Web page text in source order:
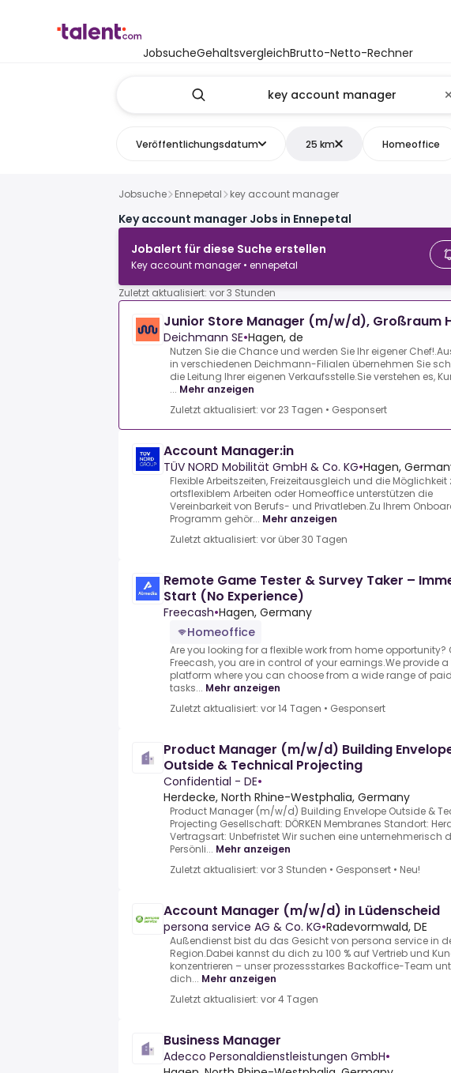
JobsucheGehaltsvergleichBrutto-Netto-Rechner
Veröffentlichungsdatum 25 km Homeoffice
Jobsuche Ennepetal key account manager
Key account manager Jobs in Ennepetal
Jobalert für diese Suche erstellen
Key account manager • ennepetal
Zuletzt aktualisiert: vor 3 Stunden
Junior Store Manager (m/w/d), Großraum
Deichmann SE•Hagen, de
Nutzen Sie die Chance und werden Sie Ihr eigener
in verschiedenen Deichmann-Filialen übernehmen Sie
die Leitung Ihrer eigenen Verkaufsstelle.Sie verstehen es,
... Mehr anzeigen
Zuletzt aktualisiert: vor 23 Tagen • Gesponsert
Account Manager:in
TÜV NORD Mobilität GmbH & Co. KG•Hagen,
Flexible Arbeitszeiten, Freizeitausgleich und die Möglichkeit
ortsflexiblem Arbeiten oder Homeoffice unterstützen die
Vereinbarkeit von Berufs- und Privatleben.Zu Ihrem
Programm gehör... Mehr anzeigen
Zuletzt aktualisiert: vor über 30 Tagen
Remote Game Tester & Survey Taker –
Start (No Experience)
Freecash•Hagen, Germany
Homeoffice
Are you looking for a flexible work from home opportunity?
Freecash, you are in control of your earnings.We provide
platform where you can choose from a wide range of
tasks... Mehr anzeigen
Zuletzt aktualisiert: vor 14 Tagen • Gesponsert
Product Manager (m/w/d) Building
Outside & Technical Projecting
Confidential - DE•
Herdecke, North Rhine-Westphalia, Germany
Product Manager (m/w/d) Building Envelope Outside &
Projecting Gesellschaft: DÖRKEN Membranes Standort:
Vertragsart: Unbefristet Wir suchen eine unternehmerisch
Persönli... Mehr anzeigen
Zuletzt aktualisiert: vor 3 Stunden • Gesponsert • Neu!
Account Manager (m/w/d) in Lüdenscheid
persona service AG & Co. KG•Radevormwald, DE
Außendienst bist du das Gesicht von persona service in
Region.Dabei kannst du dich zu 100 % auf Vertrieb und
konzentrieren – unser prozessstarkes Backoffice-Team
dich... Mehr anzeigen
Zuletzt aktualisiert: vor 4 Tagen
Business Manager
Adecco Personaldienstleistungen GmbH•